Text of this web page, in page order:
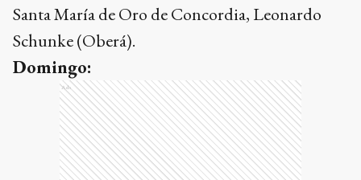
Santa María de Oro de Concordia, Leonardo
Schunke (Oberá).
Domingo:
Ads